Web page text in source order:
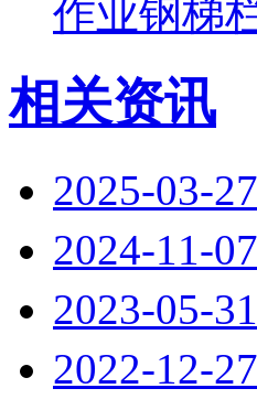
作业钢梯
相关资讯
2025-03-27
2024-11-07
2023-05-31
2022-12-27